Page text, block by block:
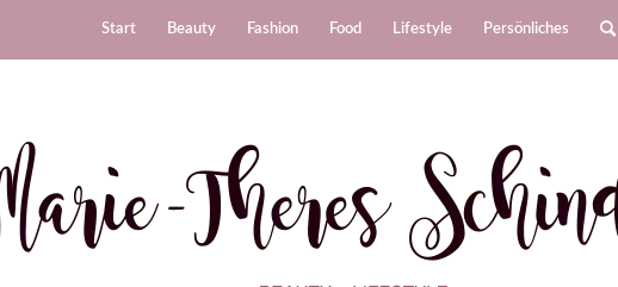
Start Beauty Fashion Food Lifestyle Persönliches